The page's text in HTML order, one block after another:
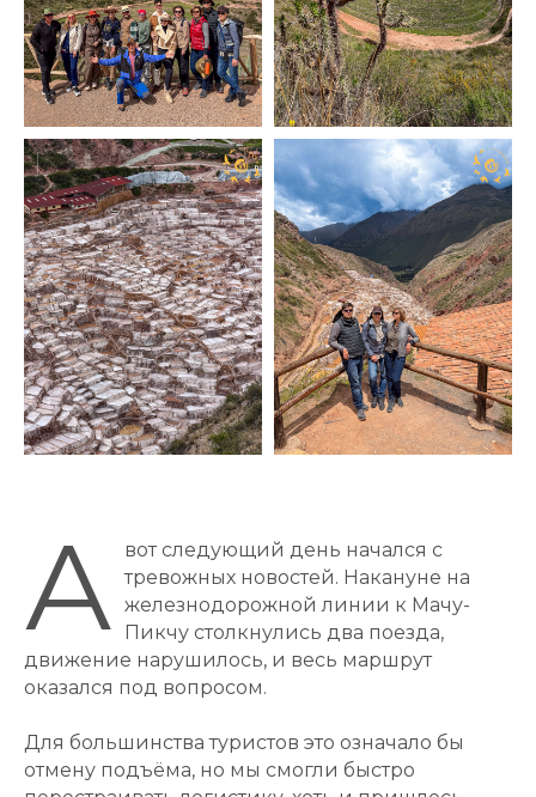
А
вот следующий день начался с
тревожных новостей. Накануне на
железнодорожной линии к Мачу-
Пикчу столкнулись два поезда,
движение нарушилось, и весь маршрут
оказался под вопросом.
Для большинства туристов это означало бы
отмену подъёма, но мы смогли быстро